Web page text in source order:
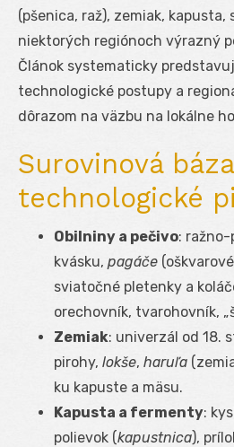
(pšenica, raž), zemiak,
niektorých regiónoch výrazný
Článok systematicky
technologické postupy a
dôrazom na väzbu na lokálne
Surovinová
technologické
Obilniny a pečivo:
kvásku, pagáče
sviatočné pletenky a
orechovník, tvarohovník,
Zemiak: univerzál od 18.
pirohy, lokše, haruľa
ku kapuste a mäsu.
Kapusta a fermenty:
polievok (kapustnica),